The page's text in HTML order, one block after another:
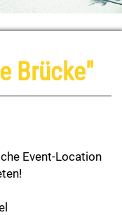
Brücke"
Event-Location